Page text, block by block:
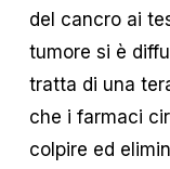
del cancro ai
tumore si è
tratta di una
che i farmaci
colpire ed